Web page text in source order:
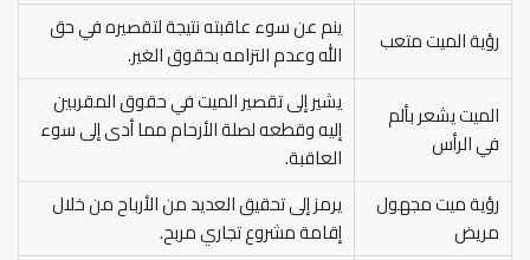
رؤية الميت متعب
ينم عن سوء عاقبته نتيجة لتقصيره في حق
الله وعدم التزامه بحقوق الغير.
الميت يشعر بألم
في الرأس
يشير إلى تقصير الميت في حقوق المقربين
إليه وقطعه لصلة الأرحام مما أدى إلى سوء
العاقبة.
رؤية ميت مجهول
مريض
يرمز إلى تحقيق العديد من الأرباح من خلال
إقامة مشروع تجاري مربح.